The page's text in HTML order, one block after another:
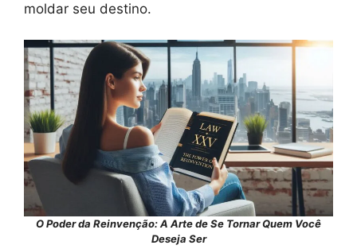
moldar seu destino.
O Poder da Reinvenção: A Arte de Se Tornar Quem Você
Deseja Ser